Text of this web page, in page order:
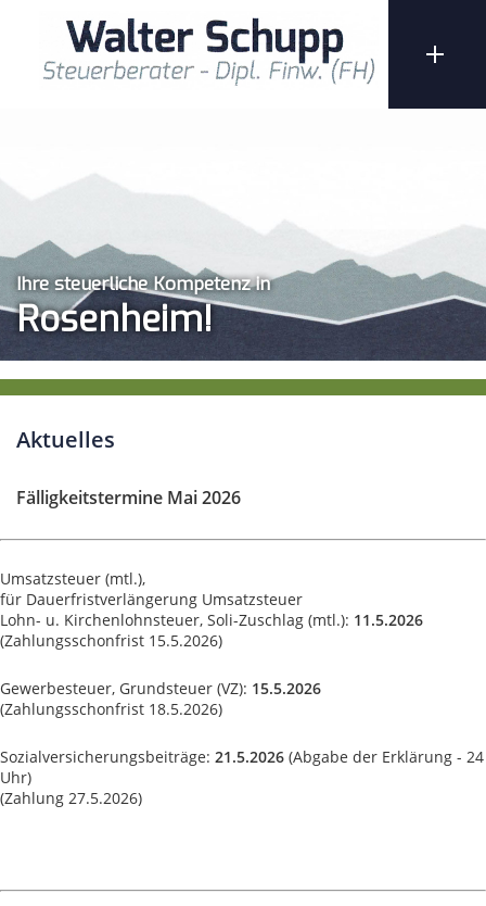
Ihre steuerliche Kompetenz in
Rosenheim!
Aktuelles
Fälligkeitstermine Mai 2026
Umsatzsteuer (mtl.),
für Dauerfristverlängerung Umsatzsteuer
Lohn- u. Kirchenlohnsteuer, Soli-Zuschlag (mtl.): 11.5.2026
(Zahlungsschonfrist 15.5.2026)
Gewerbesteuer, Grundsteuer (VZ): 15.5.2026
(Zahlungsschonfrist 18.5.2026)
Sozialversicherungsbeiträge: 21.5.2026 (Abgabe der Erklärung - 24
Uhr)
(Zahlung 27.5.2026)